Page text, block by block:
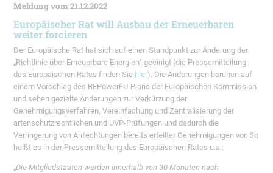
Meldung vom 21.12.2022
Europäischer Rat will Ausbau der Erneuerbaren
weiter forcieren
Der Europäische Rat hat sich auf einen Standpunkt zur Änderung der
„Richtlinie über Erneuerbare Energien“ geeinigt (die Pressemitteilung
des Europäischen Rates finden Sie hier). Die Änderungen beruhen auf
einem Vorschlag des REPowerEU-Plans der Europäischen Kommission
und sehen gezielte Änderungen zur Verkürzung der
Genehmigungsverfahren, Vereinfachung und Zentralisierung der
artenschutzrechtlichen und UVP-Prüfungen und dadurch die
Verringerung von Anfechtungen bereits erteilter Genehmigungen vor. So
heißt es in der Pressemitteilung des Europäischen Rates u.a.:
„Die Mitgliedstaaten werden innerhalb von 30 Monaten nach